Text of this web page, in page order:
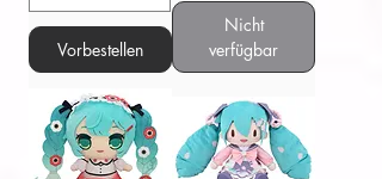
Vorbestellen
Nicht
verfügbar